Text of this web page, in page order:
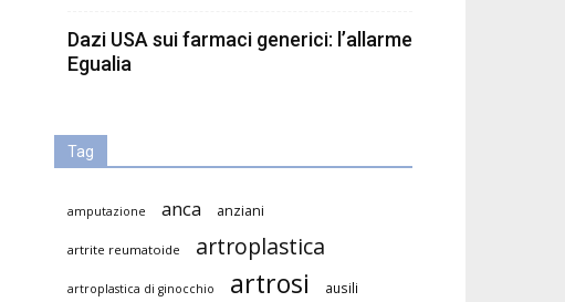
Dazi USA sui farmaci generici: l’allarme
Egualia
Tag
amputazione anca anziani
artrite reumatoide artroplastica
artroplastica di ginocchio artrosi ausili